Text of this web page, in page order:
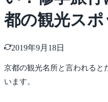
都の観光スポ
2019年9月18日
京都の観光名所と言われると
います。